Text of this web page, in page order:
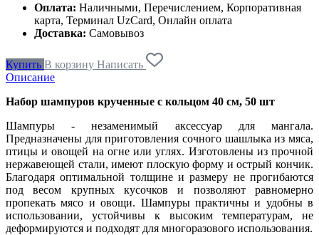
Оплата: Наличными, Перечислением, Корпоративная
карта, Терминал UzCard, Онлайн оплата
Доставка: Самовывоз
Купить В корзину Написать
Описание
Набор шампуров крученные с кольцом 40 см, 50 шт
Шампуры - незаменимый аксессуар для мангала.
Предназначены для приготовления сочного шашлыка из мяса,
птицы и овощей на огне или углях. Изготовлены из прочной
нержавеющей стали, имеют плоскую форму и острый кончик.
Благодаря оптимальной толщине и размеру не прогибаются
под весом крупных кусочков и позволяют равномерно
пропекать мясо и овощи. Шампуры практичны и удобны в
использовании, устойчивы к высоким температурам, не
деформируются и подходят для многоразового использования.